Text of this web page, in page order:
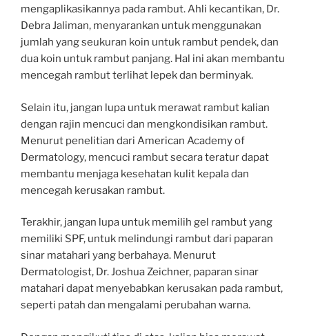
mengaplikasikannya pada rambut. Ahli kecantikan, Dr.
Debra Jaliman, menyarankan untuk menggunakan
jumlah yang seukuran koin untuk rambut pendek, dan
dua koin untuk rambut panjang. Hal ini akan membantu
mencegah rambut terlihat lepek dan berminyak.
Selain itu, jangan lupa untuk merawat rambut kalian
dengan rajin mencuci dan mengkondisikan rambut.
Menurut penelitian dari American Academy of
Dermatology, mencuci rambut secara teratur dapat
membantu menjaga kesehatan kulit kepala dan
mencegah kerusakan rambut.
Terakhir, jangan lupa untuk memilih gel rambut yang
memiliki SPF, untuk melindungi rambut dari paparan
sinar matahari yang berbahaya. Menurut
Dermatologist, Dr. Joshua Zeichner, paparan sinar
matahari dapat menyebabkan kerusakan pada rambut,
seperti patah dan mengalami perubahan warna.